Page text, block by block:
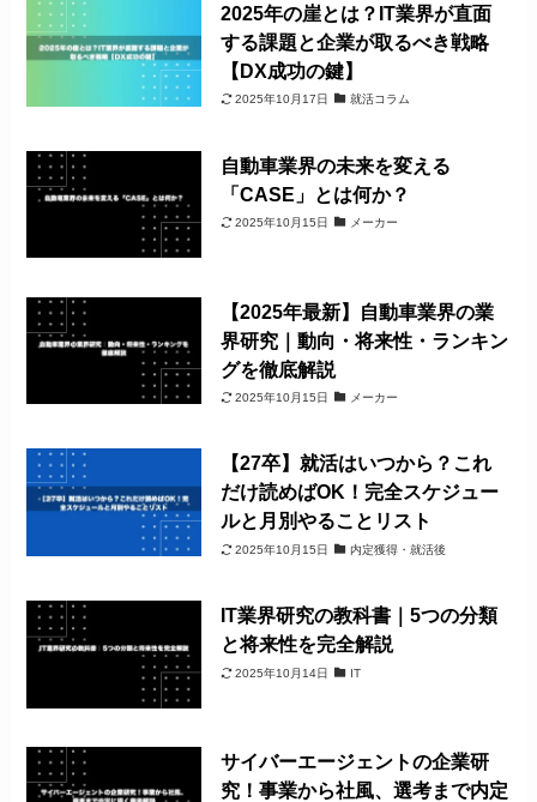
2025年の崖とは？IT業界が直面
する課題と企業が取るべき戦略
【DX成功の鍵】
2025年10月17日 就活コラム
自動車業界の未来を変える
「CASE」とは何か？
2025年10月15日 メーカー
【2025年最新】自動車業界の業
界研究｜動向・将来性・ランキン
グを徹底解説
2025年10月15日 メーカー
【27卒】就活はいつから？これ
だけ読めばOK！完全スケジュー
ルと月別やることリスト
2025年10月15日 内定獲得・就活後
IT業界研究の教科書｜5つの分類
と将来性を完全解説
2025年10月14日 IT
サイバーエージェントの企業研
究！事業から社風、選考まで内定